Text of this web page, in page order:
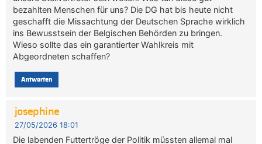
bezahlten Menschen für uns? Die DG hat bis heute nicht
geschafft die Missachtung der Deutschen Sprache wirklich
ins Bewusstsein der Belgischen Behörden zu bringen.
Wieso sollte das ein garantierter Wahlkreis mit
Abgeordneten schaffen?
Antworten
josephine
27/05/2026 18:01
Die labenden Futtertröge der Politik müssten allemal mal